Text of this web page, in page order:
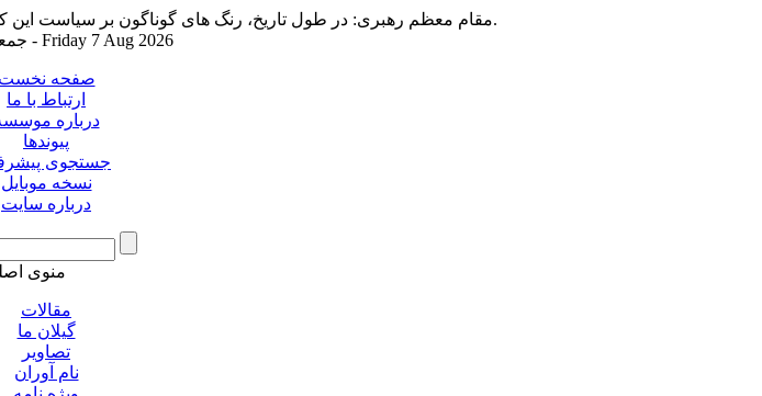
مقام معظم رهبری: در طول تاریخ، رنگ های گوناگون بر سیاست این کشور پهناور سایه افکند؛ اما رنگ ثابت مردم گیلان، رنگ ایمان بود.
جمعه ۱۶ مرداد ۱۴۰۵ - Friday 7 Aug 2026
صفحه نخست
ارتباط با ما
درباره
پیوندها
جستجوی
نسخه موبایل
درباره سایت
منوی
مقالات
گیلان ما
تصاویر
نام آوران